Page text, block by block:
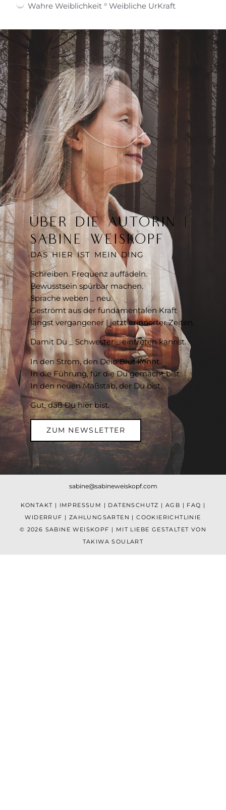
Wahre Weiblichkeit ° Weibliche UrKraft
ÜBER DIE AUTORIN |
SABINE WEISKOPF
DAS HIER IST MEIN DING
Schreiben. Frequenz auffädeln.
Bewusstsein spürbar machen.
Sprache weben _ neu.
Geströmt aus der fundamentalen Kraft
längst vergangener | jetzt erinnerter Zeiten.
Damit Du _ Schwester _ eintreten kannst.
In den Strom, den Dein Blut kennt.
In die Führung, für die Du gemacht bist.
In den neuen Maßstab, der Du bist.
Gut, daß Du hier bist.
ZUM NEWSLETTER
sabine@sabineweiskopf.com
KONTAKT | IMPRESSUM | DATENSCHUTZ | AGB | FAQ |
WIDERRUF | ZAHLUNGSARTEN |COOKIERICHTLINIE
© 2026 SABINE WEISKOPF | MIT LIEBE GESTALTET VON
TAKIWA SOULART